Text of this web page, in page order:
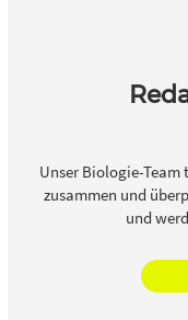
Unser Biologie-
zusammen und
und